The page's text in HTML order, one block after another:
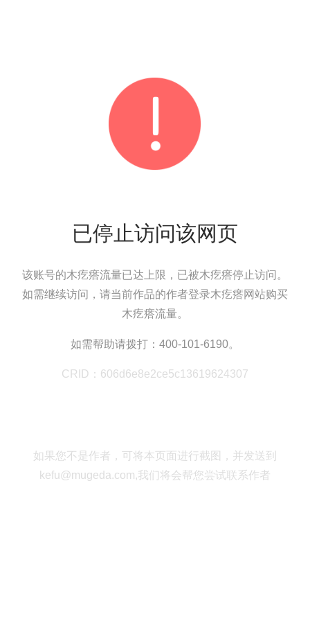
已停止访问该网页
该账号的木疙瘩流量已达上限，已被木疙瘩停止访问。
如需继续访问，请当前作品的作者登录木疙瘩网站购买
木疙瘩流量。
如需帮助请拨打：400-101-6190。
CRID：606d6e8e2ce5c13619624307
如果您不是作者，可将本页面进行截图，并发送到
kefu@mugeda.com,我们将会帮您尝试联系作者